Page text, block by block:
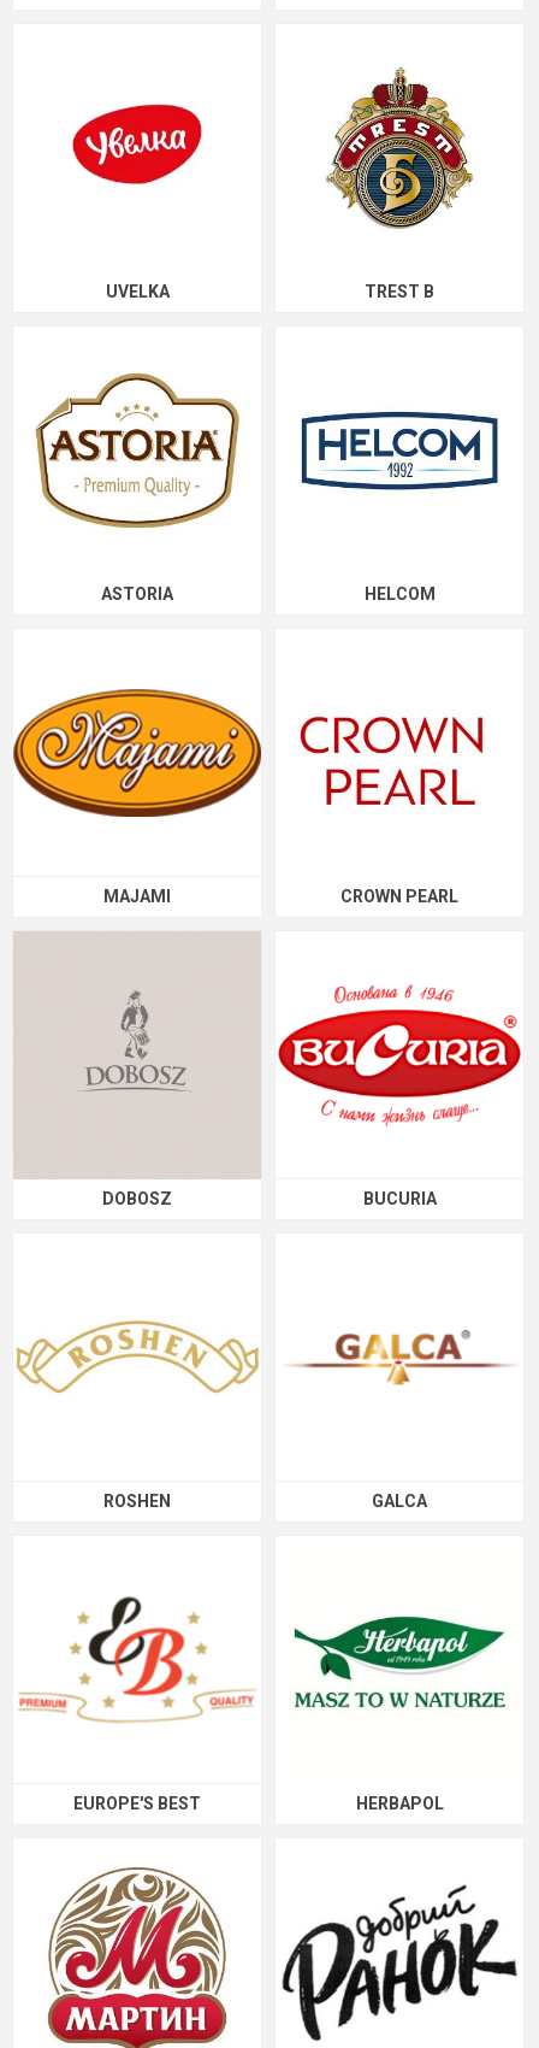
UVELKA TREST B
ASTORIA HELCOM
MAJAMI CROWN PEARL
DOBOSZ BUCURIA
ROSHEN GALCA
EUROPE'S BEST HERBAPOL